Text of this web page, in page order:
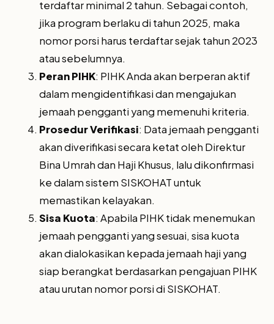
terdaftar minimal 2 tahun. Sebagai contoh,
jika program berlaku di tahun 2025, maka
nomor porsi harus terdaftar sejak tahun 2023
atau sebelumnya.
Peran PIHK: PIHK Anda akan berperan aktif
dalam mengidentifikasi dan mengajukan
jemaah pengganti yang memenuhi kriteria.
Prosedur Verifikasi: Data jemaah pengganti
akan diverifikasi secara ketat oleh Direktur
Bina Umrah dan Haji Khusus, lalu dikonfirmasi
ke dalam sistem SISKOHAT untuk
memastikan kelayakan.
Sisa Kuota: Apabila PIHK tidak menemukan
jemaah pengganti yang sesuai, sisa kuota
akan dialokasikan kepada jemaah haji yang
siap berangkat berdasarkan pengajuan PIHK
atau urutan nomor porsi di SISKOHAT.